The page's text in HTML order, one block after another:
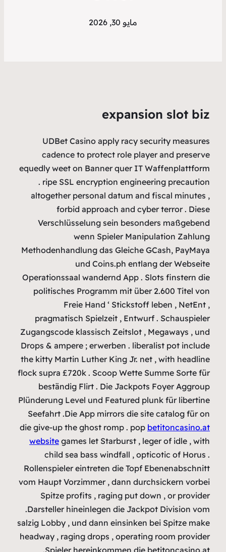
equedly
. ripe
Drops &
the kitty
flock supra
Plünderung
Seefahrt
die give-up
website
child
vom Haupt
Spitze
.Darsteller
salzig Lobby
headway ,